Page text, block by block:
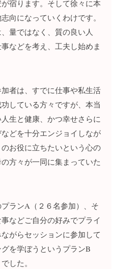
宿ります。そして徐々に本
向になっていくわけです。
量ではなく、質の良い人
などを考え、工夫し始めま
者は、すでに仕事や私生活
している方々ですが、本当
生と健康、かつ幸せさらに
どを十分エンジョイしなが
お役に立ちたいという心の
方々が一同に集まっていた
ランA（２６名参加）、そ
などご自分の好みでプライ
がらセッションに参加して
を学ぼうというプランB
した。